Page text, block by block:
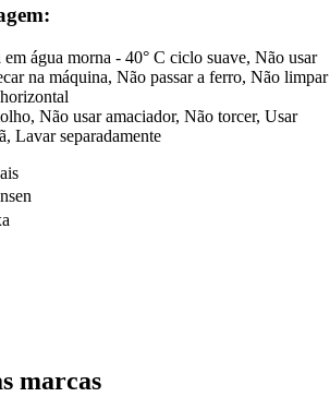
água morna - 40° C ciclo suave, Não usar
na máquina, Não passar a ferro, Não limpar
Não usar amaciador, Não torcer, Usar
Lavar separadamente
marcas